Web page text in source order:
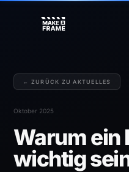
← ZURÜCK ZU AKTUELLES
Oktober 2025
Warum ein
wichtig